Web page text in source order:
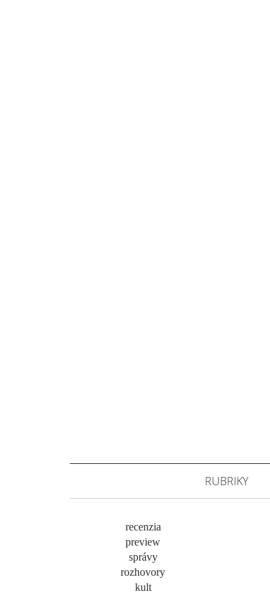
RUBRIKY
recenzia
preview
správy
rozhovory
kult